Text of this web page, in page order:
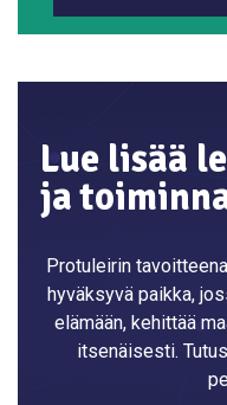
Lue lisää
ja
Protuleirin
hyväksyvä paikka,
elämään, kehittää
itsenäisesti.